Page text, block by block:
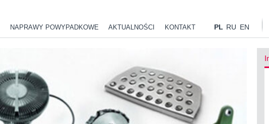
NAPRAWY POWYPADKOWE AKTUALNOŚCI KONTAKT PL RU EN